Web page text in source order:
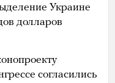
Украине
долларов
согласились